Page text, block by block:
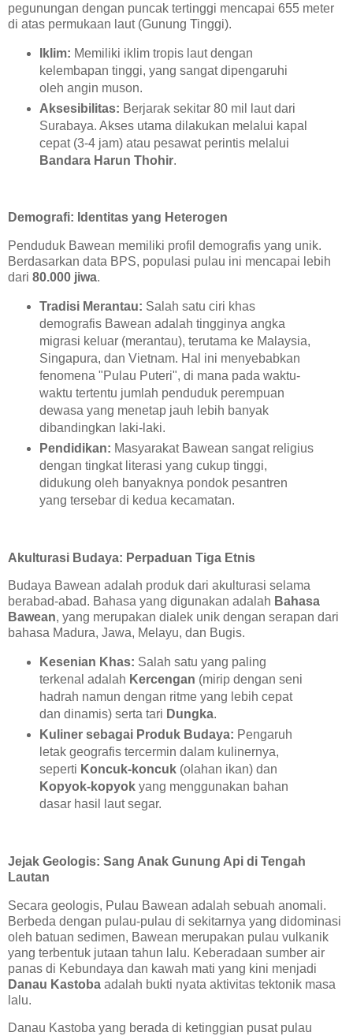
pegunungan dengan puncak tertinggi mencapai 655 meter
di atas permukaan laut (Gunung Tinggi).
Iklim: Memiliki iklim tropis laut dengan
kelembapan tinggi, yang sangat dipengaruhi
oleh angin muson.
Aksesibilitas: Berjarak sekitar 80 mil laut dari
Surabaya. Akses utama dilakukan melalui kapal
cepat (3-4 jam) atau pesawat perintis melalui
Bandara Harun Thohir.
Demografi: Identitas yang Heterogen
Penduduk Bawean memiliki profil demografis yang unik.
Berdasarkan data BPS, populasi pulau ini mencapai lebih
dari 80.000 jiwa.
Tradisi Merantau: Salah satu ciri khas
demografis Bawean adalah tingginya angka
migrasi keluar (merantau), terutama ke Malaysia,
Singapura, dan Vietnam. Hal ini menyebabkan
fenomena "Pulau Puteri", di mana pada waktu-
waktu tertentu jumlah penduduk perempuan
dewasa yang menetap jauh lebih banyak
dibandingkan laki-laki.
Pendidikan: Masyarakat Bawean sangat religius
dengan tingkat literasi yang cukup tinggi,
didukung oleh banyaknya pondok pesantren
yang tersebar di kedua kecamatan.
Akulturasi Budaya: Perpaduan Tiga Etnis
Budaya Bawean adalah produk dari akulturasi selama
berabad-abad. Bahasa yang digunakan adalah Bahasa
Bawean, yang merupakan dialek unik dengan serapan dari
bahasa Madura, Jawa, Melayu, dan Bugis.
Kesenian Khas: Salah satu yang paling
terkenal adalah Kercengan (mirip dengan seni
hadrah namun dengan ritme yang lebih cepat
dan dinamis) serta tari Dungka.
Kuliner sebagai Produk Budaya: Pengaruh
letak geografis tercermin dalam kulinernya,
seperti Koncuk-koncuk(olahan ikan) dan
Kopyok-kopyokyang menggunakan bahan
dasar hasil laut segar.
Jejak Geologis: Sang Anak Gunung Api di Tengah
Lautan
Secara geologis, Pulau Bawean adalah sebuah anomali.
Berbeda dengan pulau-pulau di sekitarnya yang didominasi
oleh batuan sedimen, Bawean merupakan pulau vulkanik
yang terbentuk jutaan tahun lalu. Keberadaan sumber air
panas di Kebundaya dan kawah mati yang kini menjadi
Danau Kastoba adalah bukti nyata aktivitas tektonik masa
lalu.
Danau Kastoba yang berada di ketinggian pusat pulau